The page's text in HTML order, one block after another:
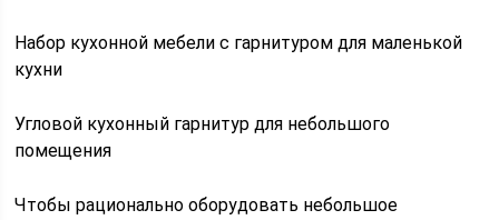
Набор кухонной мебели с гарнитуром для маленькой
кухни
Угловой кухонный гарнитур для небольшого
помещения
Чтобы рационально оборудовать небольшое